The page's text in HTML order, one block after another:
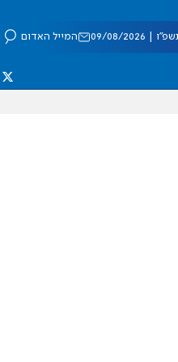
08/2026 המייל האדום